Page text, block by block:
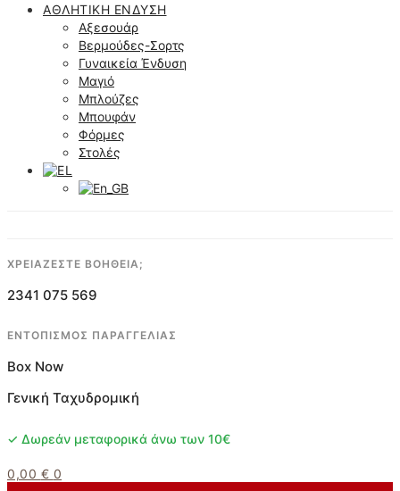
ΑΘΛΗΤΙΚΉ ΈΝΔΥΣΗ
Αξεσουάρ
Βερμούδες-Σορτς
Γυναικεία Ένδυση
Μαγιό
Μπλούζες
Μπουφάν
Φόρμες
Στολές
ΧΡΕΙΑΖΕΣΤΕ ΒΟΗΘΕΙΑ;
2341 075 569
ΕΝΤΟΠΙΣΜΟΣ ΠΑΡΑΓΓΕΛΙΑΣ
Box Now
Γενική Ταχυδρομική
✓ Δωρεάν μεταφορικά άνω των 10€
0,00 € 0